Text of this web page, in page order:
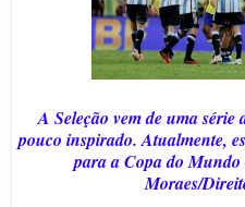
A Seleção vem de uma
pouco inspirado. Atualmente,
para a Copa do
Moraes/